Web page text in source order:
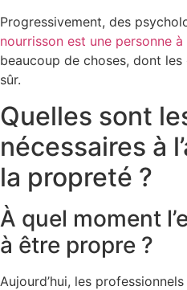
Progressivement, des
nourrisson est une personne
beaucoup de choses, dont
sûr.
Quelles sont
nécessaires à
la propreté ?
À quel moment
à être propre ?
Aujourd’hui, les